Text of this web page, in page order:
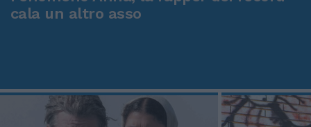
cala un altro asso